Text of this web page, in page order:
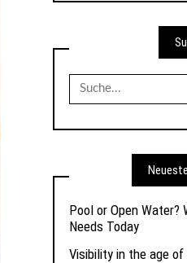
Suche
nach:
Pool or Open Water?
Needs Today
Visibility in the age of